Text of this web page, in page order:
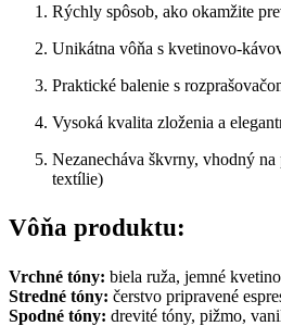
Rýchly spôsob, ako okamžite
Unikátna vôňa s kvetinovo-
Praktické balenie s
Vysoká kvalita zloženia a
Nezanecháva škvrny, vhodný
textílie)
Vôňa produktu:
Vrchné tóny: biela ruža, jemné
Stredné tóny: čerstvo pripravené
Spodné tóny: drevité tóny, pižmo,